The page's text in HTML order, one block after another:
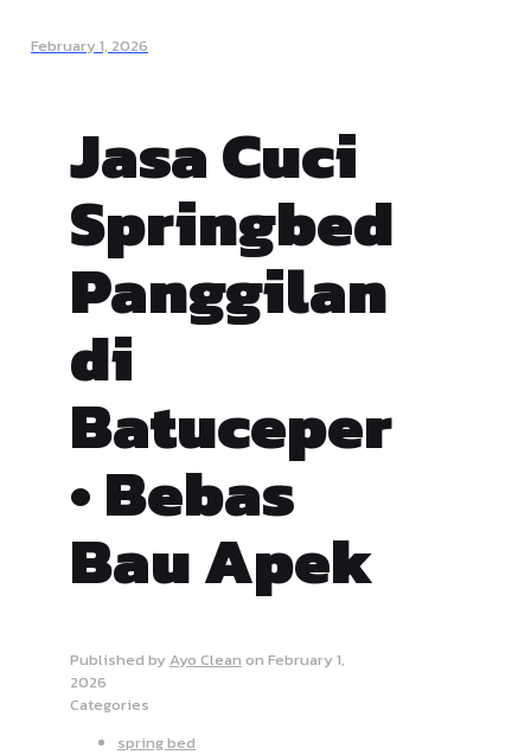
February 1, 2026
Jasa Cuci
Springbed
Panggilan
di
Batuceper
• Bebas
Bau Apek
Published by Ayo Clean on February 1,
2026
Categories
spring bed